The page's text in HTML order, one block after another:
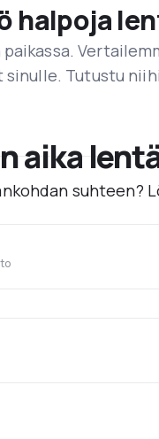
halpoja
sinulle. Tutustu
aika
suhteen?